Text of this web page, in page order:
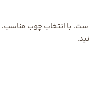
با انتخاب چوب